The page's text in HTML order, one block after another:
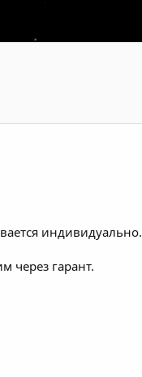
индивидуально.
через гарант.